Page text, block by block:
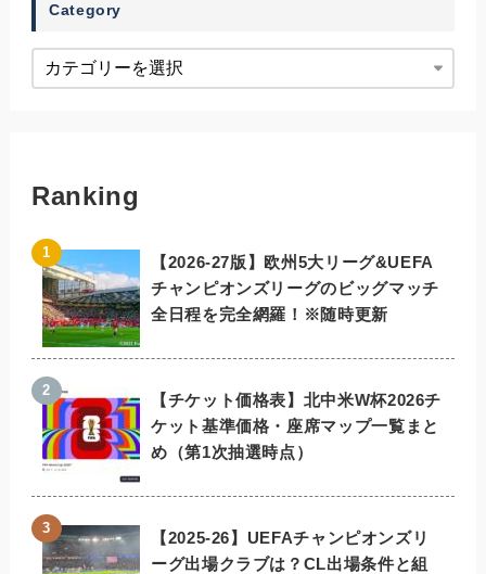
Category
Ranking
【2026-27版】欧州5大リーグ&UEFA
チャンピオンズリーグのビッグマッチ
全日程を完全網羅！※随時更新
【チケット価格表】北中米W杯2026チ
ケット基準価格・座席マップ一覧まと
め（第1次抽選時点）
【2025-26】UEFAチャンピオンズリ
ーグ出場クラブは？CL出場条件と組